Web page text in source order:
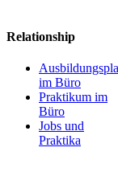
Relationship
im Büro
Praktikum im
Büro
Jobs und
Praktika